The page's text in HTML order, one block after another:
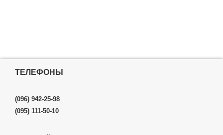
ТЕЛЕФОНЫ
(096) 942-25-98
(095) 111-50-10